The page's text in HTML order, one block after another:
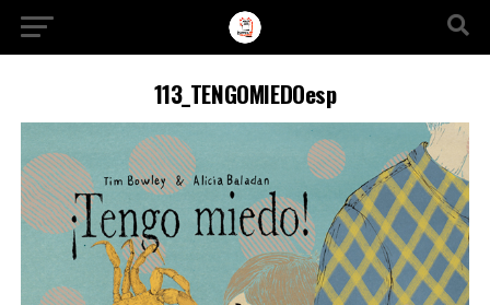
113_TENGOMIEDOesp
Ir a la versión móvil